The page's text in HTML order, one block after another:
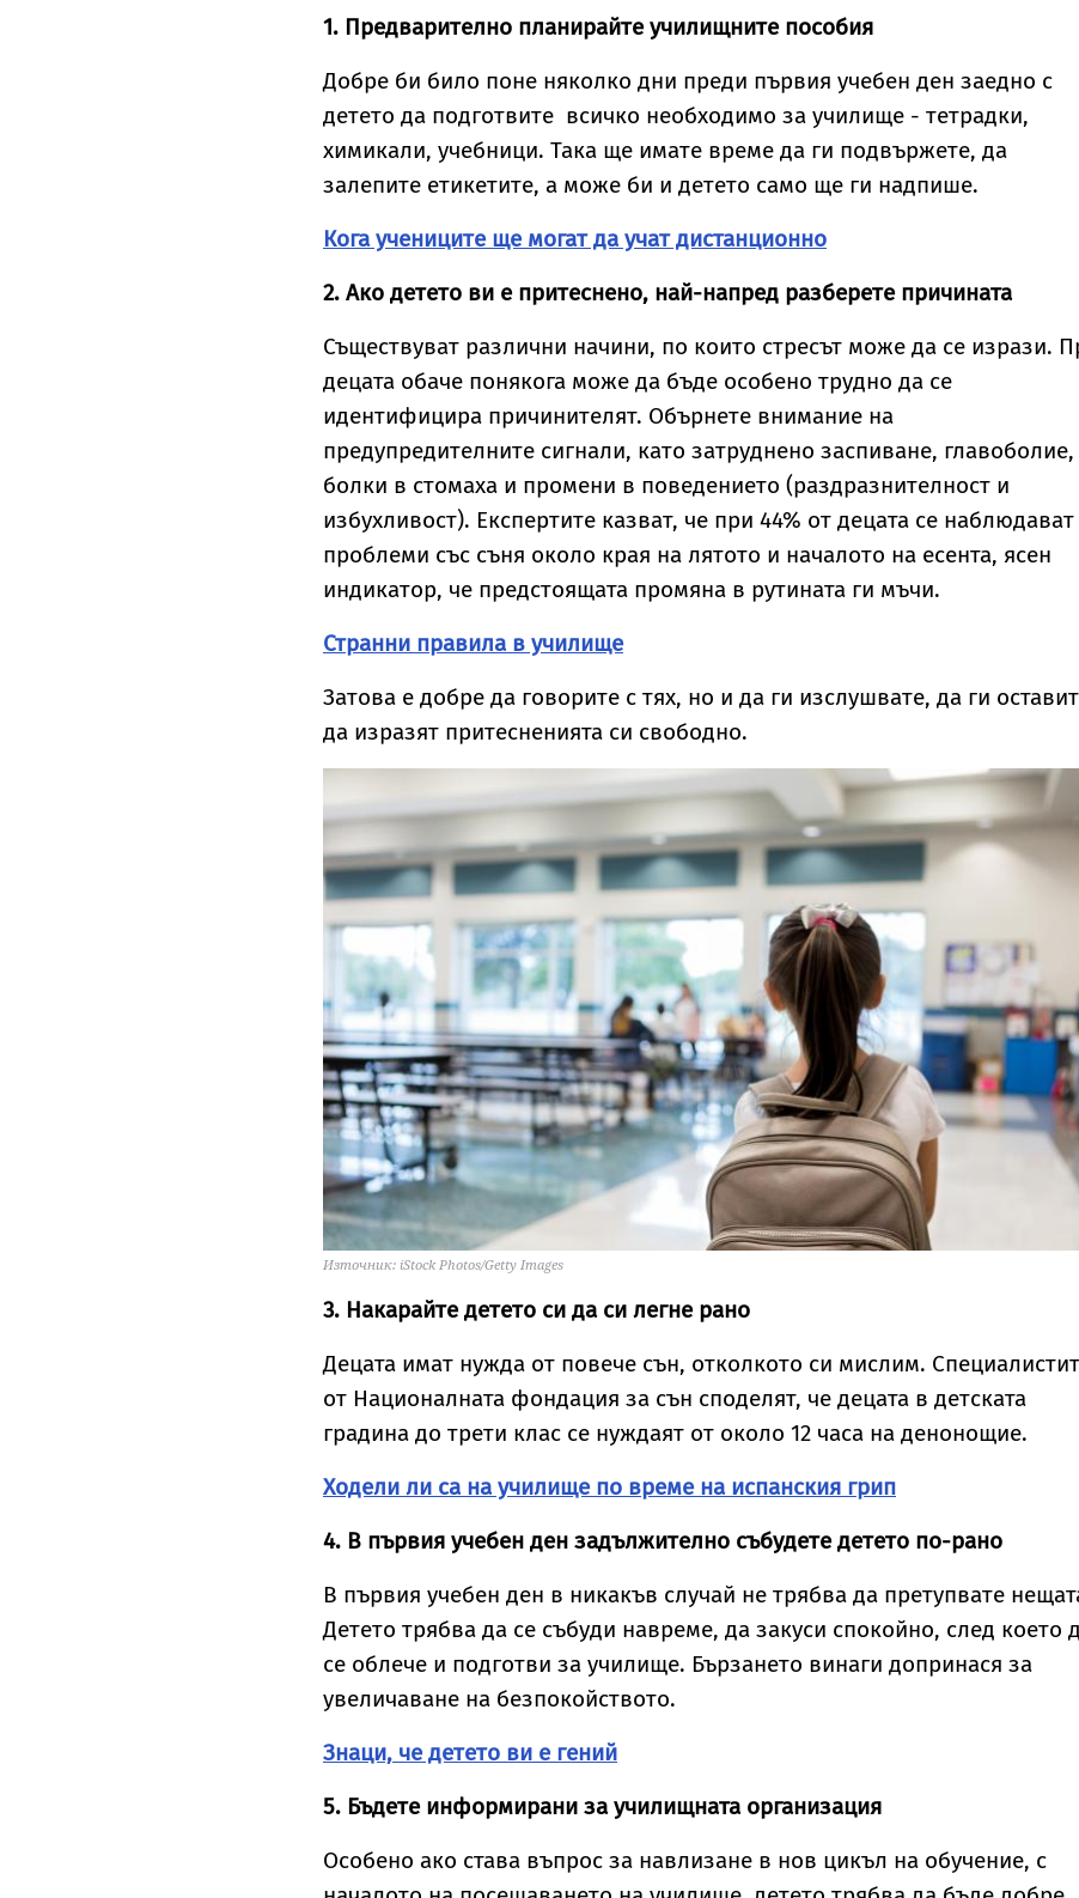
1. Предварително планирайте училищните пособия
Добре би било поне няколко дни преди първия учебен ден заедно с
детето да подготвите всичко необходимо за училище - тетрадки,
химикали, учебници. Така ще имате време да ги подвържете, да
залепите етикетите, а може би и детето само ще ги надпише.
Кога учениците ще могат да учат дистанционно
2. Ако детето ви е притеснено, най-напред разберете причината
Съществуват различни начини, по които стресът може да се изрази.
децата обаче понякога може да бъде особено трудно да се
идентифицира причинителят. Обърнете внимание на
предупредителните сигнали, като затруднено заспиване, главоболие,
болки в стомаха и промени в поведението (раздразнителност и
избухливост). Експертите казват, че при 44% от децата се наблюдават
проблеми със съня около края на лятото и началото на есента, ясен
индикатор, че предстоящата промяна в рутината ги мъчи.
Странни правила в училище
Затова е добре да говорите с тях, но и да ги изслушвате, да ги
да изразят притесненията си свободно.
Източник: iStock Photos/Getty Images
3. Накарайте детето си да си легне рано
Децата имат нужда от повече сън, отколкото си мислим.
от Националната фондация за сън споделят, че децата в детската
градина до трети клас се нуждаят от около 12 часа на денонощие.
Ходели ли са на училище по време на испанския грип
4. В първия учебен ден задължително събудете детето по-рано
В първия учебен ден в никакъв случай не трябва да претупвате
Детето трябва да се събуди навреме, да закуси спокойно, след което
се облече и подготви за училище. Бързането винаги допринася за
увеличаване на безпокойството.
Знаци, че детето ви е гений
5. Бъдете информирани за училищната организация
Особено ако става въпрос за навлизане в нов цикъл на обучение, с